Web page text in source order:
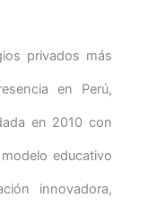
privados más
en Perú,
en 2010 con
educativo
innovadora,